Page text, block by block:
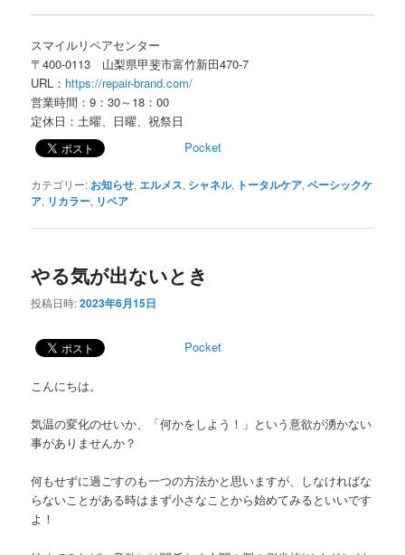
スマイルリペアセンター
〒400-0113 山梨県甲斐市富竹新田470-7
URL： https://repair-brand.com/
営業時間：9：30～18：00
定休日：土曜、日曜、祝祭日
Pocket
カテゴリー: お知らせ, エルメス, シャネル, トータルケア,ベーシックケ
ア, リカラー, リペア
やる気が出ないとき
投稿日時:2023年6月15日
Pocket
こんにちは。
気温の変化のせいか、「何かをしよう！」という意欲が湧かない
事がありませんか？
何もせずに過ごすのも一つの方法かと思いますが、しなければな
らないことがある時はまず小さなことから始めてみるといいです
よ！